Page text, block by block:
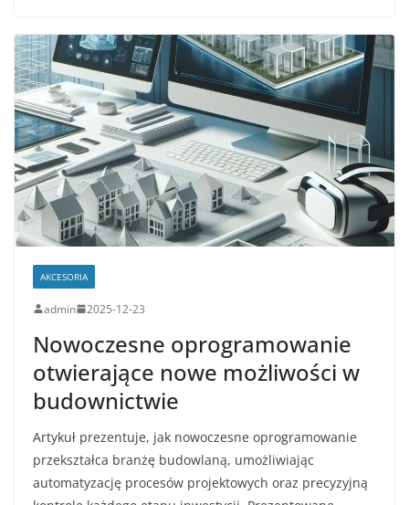
AKCESORIA
admin 2025-12-23
Nowoczesne oprogramowanie
otwierające nowe możliwości w
budownictwie
Artykuł prezentuje, jak nowoczesne oprogramowanie
przekształca branżę budowlaną, umożliwiając
automatyzację procesów projektowych oraz precyzyjną